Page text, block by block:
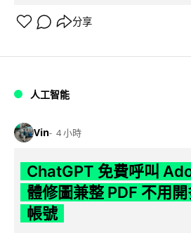
分享
人工智能
Vin 4 小時
ChatGPT 免費呼叫
體修圖兼整 PDF 不用
帳號